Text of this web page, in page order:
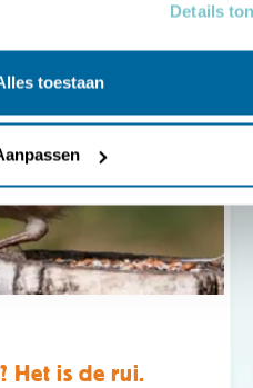
Details
toestaan
Het is de rui.